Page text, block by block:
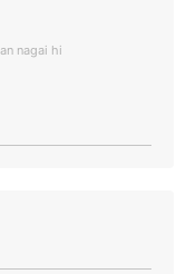
nagai hi